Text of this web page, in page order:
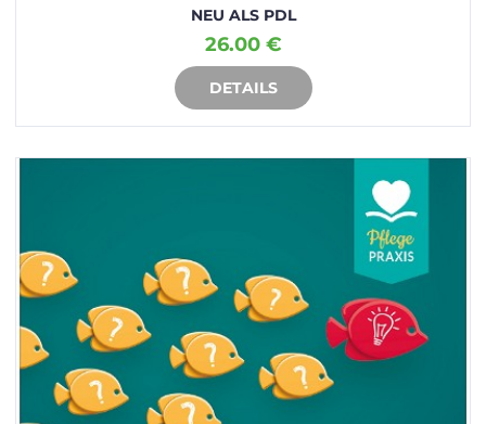
NEU ALS PDL
26.00 €
DETAILS
IN DEN WARENKORB